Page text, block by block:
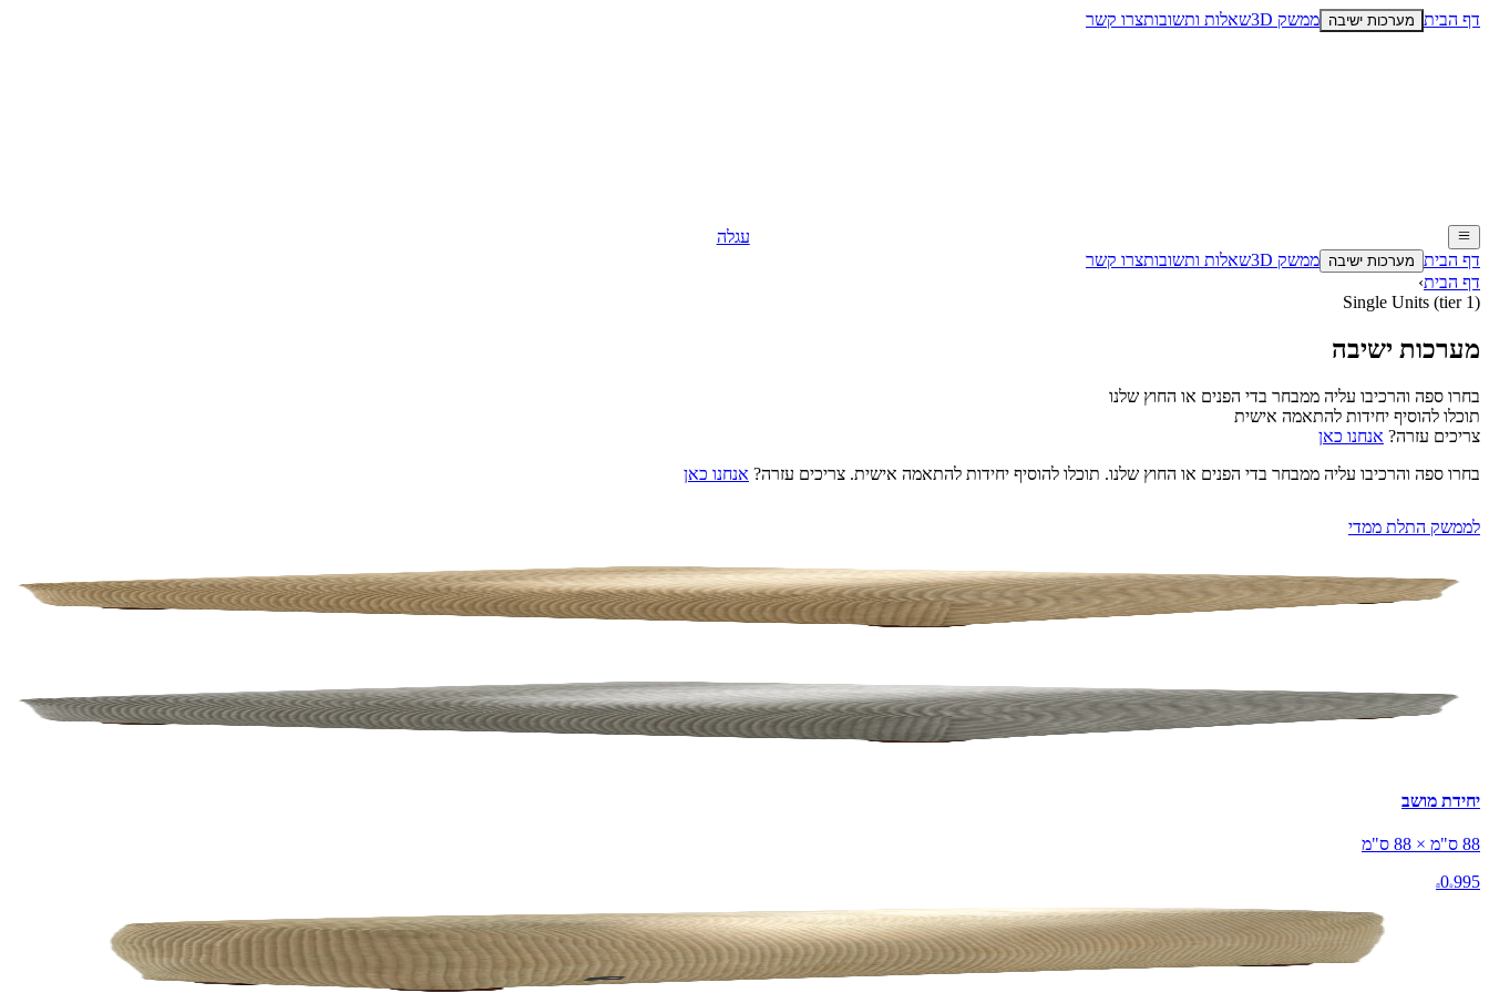
דף הבית מערכות ישיבה ממשק 3D שאלות ותשובותצרו קשר
עגלה
דף הבית מערכות ישיבה ממשק 3D שאלות ותשובותצרו קשר
דף הבית›
Single Units (tier 1)
מערכות ישיבה
בחרו ספה והרכיבו עליה ממבחר בדי הפנים או החוץ שלנו
תוכלו להוסיף יחידות להתאמה אישית
צריכים עזרה? אנחנו כאן
בחרו ספה והרכיבו עליה ממבחר בדי הפנים או החוץ שלנו. תוכלו להוסיף יחידות להתאמה אישית. צריכים עזרה? אנחנו כאן
לממשק התלת ממדי
יחידת מושב
88 ס"מ × 88 ס"מ
₪0₪995